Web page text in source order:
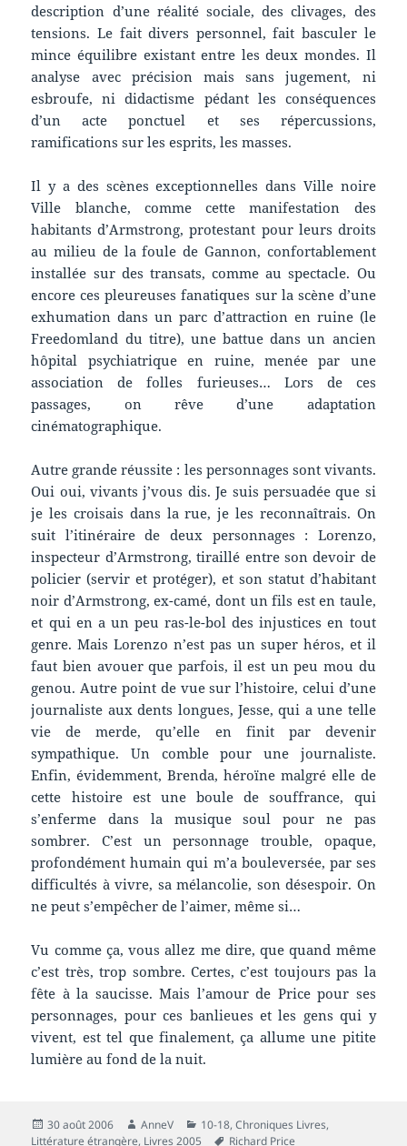
description d’une réalité sociale, des clivages, des
tensions. Le fait divers personnel, fait basculer le
mince équilibre existant entre les deux mondes. Il
analyse avec précision mais sans jugement, ni
esbroufe, ni didactisme pédant les conséquences
d’un acte ponctuel et ses répercussions,
ramifications sur les esprits, les masses.
Il y a des scènes exceptionnelles dans Ville noire
Ville blanche, comme cette manifestation des
habitants d’Armstrong, protestant pour leurs droits
au milieu de la foule de Gannon, confortablement
installée sur des transats, comme au spectacle. Ou
encore ces pleureuses fanatiques sur la scène d’une
exhumation dans un parc d’attraction en ruine (le
Freedomland du titre), une battue dans un ancien
hôpital psychiatrique en ruine, menée par une
association de folles furieuses… Lors de ces
passages, on rêve d’une adaptation
cinématographique.
Autre grande réussite : les personnages sont vivants.
Oui oui, vivants j’vous dis. Je suis persuadée que si
je les croisais dans la rue, je les reconnaîtrais. On
suit l’itinéraire de deux personnages : Lorenzo,
inspecteur d’Armstrong, tiraillé entre son devoir de
policier (servir et protéger), et son statut d’habitant
noir d’Armstrong, ex-camé, dont un fils est en taule,
et qui en a un peu ras-le-bol des injustices en tout
genre. Mais Lorenzo n’est pas un super héros, et il
faut bien avouer que parfois, il est un peu mou du
genou. Autre point de vue sur l’histoire, celui d’une
journaliste aux dents longues, Jesse, qui a une telle
vie de merde, qu’elle en finit par devenir
sympathique. Un comble pour une journaliste.
Enfin, évidemment, Brenda, héroïne malgré elle de
cette histoire est une boule de souffrance, qui
s’enferme dans la musique soul pour ne pas
sombrer. C’est un personnage trouble, opaque,
profondément humain qui m’a bouleversée, par ses
difficultés à vivre, sa mélancolie, son désespoir. On
ne peut s’empêcher de l’aimer, même si…
Vu comme ça, vous allez me dire, que quand même
c’est très, trop sombre. Certes, c’est toujours pas la
fête à la saucisse. Mais l’amour de Price pour ses
personnages, pour ces banlieues et les gens qui y
vivent, est tel que finalement, ça allume une pitite
lumière au fond de la nuit.
Publié
le
30 août 2006 Auteur
AnneV Catégories
10-18,Chroniques Livres,
Littérature étrangère, Livres 2005 Mots-
Richard Price